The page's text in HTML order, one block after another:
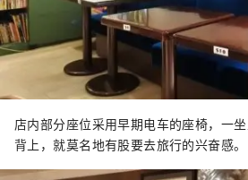
店内部分座位采用早期电车的座椅，一
背上，就莫名地有股要去旅行的兴奋感。